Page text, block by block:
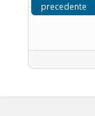
precedente